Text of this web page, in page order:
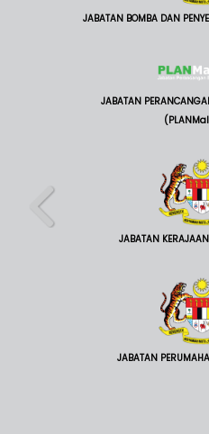
JABATAN BOMBA DAN
JABATAN
JABATAN
JABATAN